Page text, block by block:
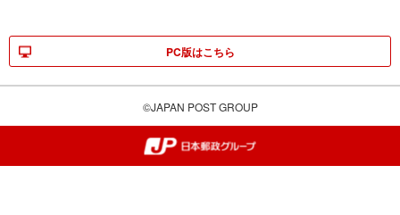
PC版はこちら
©JAPAN POST GROUP